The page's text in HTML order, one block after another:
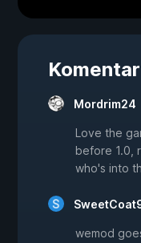
Komentar
Mordrim24
Love the
before 1.0,
who's into
wemod